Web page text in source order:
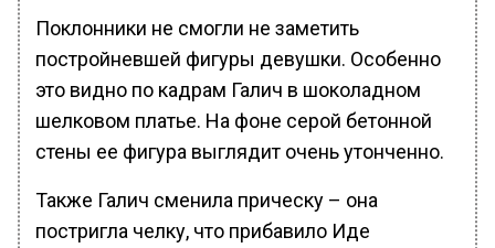
Поклонники не смогли не заметить
постройневшей фигуры девушки. Особенно
это видно по кадрам Галич в шоколадном
шелковом платье. На фоне серой бетонной
стены ее фигура выглядит очень утонченно.
Также Галич сменила прическу – она
постригла челку, что прибавило Иде